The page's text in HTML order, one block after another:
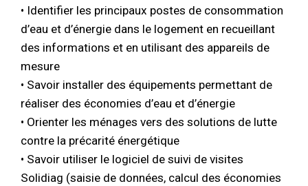
• Identifier les principaux postes de consommation
d’eau et d’énergie dans le logement en recueillant
des informations et en utilisant des appareils de
mesure
• Savoir installer des équipements permettant de
réaliser des économies d’eau et d’énergie
• Orienter les ménages vers des solutions de lutte
contre la précarité énergétique
• Savoir utiliser le logiciel de suivi de visites
Solidiag (saisie de données, calcul des économies